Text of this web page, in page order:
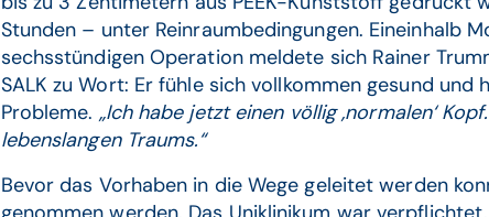
Stunden – unter Reinraumbedingungen. Eineinhalb
sechsstündigen Operation meldete sich Rainer
SALK zu Wort: Er fühle sich vollkommen gesund
Probleme. „Ich habe jetzt einen völlig ‚normalen‘
lebenslangen Traums.“
Bevor das Vorhaben in die Wege geleitet werden